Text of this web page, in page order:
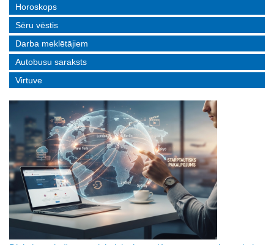
Horoskops
Sēru vēstis
Darba meklētājiem
Autobusu saraksts
Virtuve